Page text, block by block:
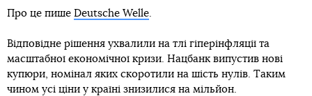
Про це пише Deutsche Welle.
Відповідне рішення ухвалили на тлі гіперінфляції та
масштабної економічної кризи. Нацбанк випустив нові
купюри, номінал яких скоротили на шість нулів. Таким
чином усі ціни у країні знизилися на мільйон.